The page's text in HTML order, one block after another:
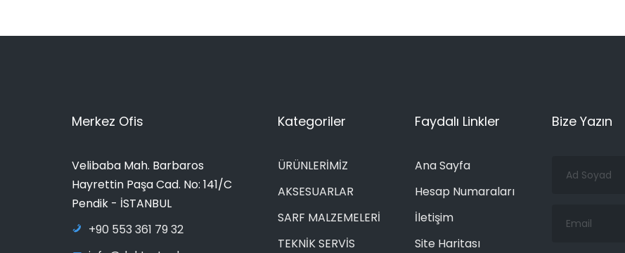
Merkez Ofis
Velibaba Mah. Barbaros
Hayrettin Paşa Cad. No: 141/C
Pendik - İSTANBUL
+90 553 361 79 32
Kategoriler
ÜRÜNLERİMİZ
AKSESUARLAR
SARF MALZEMELERİ
TEKNİK SERVİS
Faydalı Linkler
Ana Sayfa
Hesap Numaraları
İletişim
Site Haritası
Bize Yazın
Soyad